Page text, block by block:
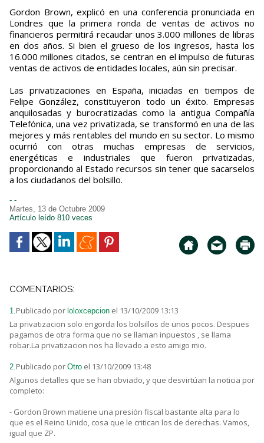
Gordon Brown, explicó en una conferencia pronunciada en
Londres que la primera ronda de ventas de activos no
financieros permitirá recaudar unos 3.000 millones de libras
en dos años. Si bien el grueso de los ingresos, hasta los
16.000 millones citados, se centran en el impulso de futuras
ventas de activos de entidades locales, aún sin precisar.
Las privatizaciones en España, iniciadas en tiempos de
Felipe González, constituyeron todo un éxito. Empresas
anquilosadas y burocratizadas como la antigua Compañía
Telefónica, una vez privatizada, se transformó en una de las
mejores y más rentables del mundo en su sector. Lo mismo
ocurrió con otras muchas empresas de servicios,
energéticas e industriales que fueron privatizadas,
proporcionando al Estado recursos sin tener que sacarselos
a los ciudadanos del bolsillo.
- -
Martes, 13 de Octubre 2009
Artículo leído 810 veces
COMENTARIOS:
1.Publicado por loloxcepcion el 13/10/2009 13:13
La privatizacion solo engorda los bolsillos de unos pocos. Despues
pagamos de otra forma que no se llaman inpuestos , se llama
robar.La privatizacion nos ha llevado a esto amigo mio.
2.Publicado por Otro el 13/10/2009 13:48
Algunos detalles que se han obviado, y que desvirtúan la noticia por
completo:
- Gordon Brown matiene una presión fiscal bastante alta para lo
que es el Reino Unido, cosa que le critican los de derechas. Vamos,
igual que ZP.